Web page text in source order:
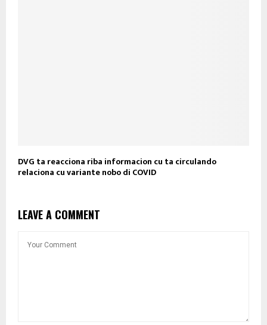
DVG ta reacciona riba informacion cu ta circulando
relaciona cu variante nobo di COVID
LEAVE A COMMENT